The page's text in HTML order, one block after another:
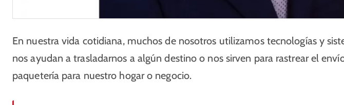
En nuestra vida cotidiana, muchos de nosotros utilizamos tecnologías y
nos ayudan a trasladarnos a algún destino o nos sirven para rastrear el
paquetería para nuestro hogar o negocio.